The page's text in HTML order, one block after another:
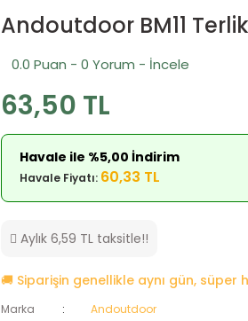
Andoutdoor BM11
0.0 Puan - 0 Yorum - İncele
63,50 TL
Havale ile %5,00 İndirim
Havale Fiyatı: 60,33 TL
Aylık 6,59 TL taksitle!!
🚚 Siparişin genellikle aynı gün, süper
Marka
Andoutdoor